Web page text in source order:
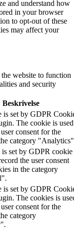
and understand how
in your browser
to opt-out of these
may affect your
website to function
and security
Beskrivelse
is set by GDPR
The cookie is used
consent for the
category
set by GDPR cookie
the user consent
in the category
is set by GDPR
The cookies is
consent for the
category